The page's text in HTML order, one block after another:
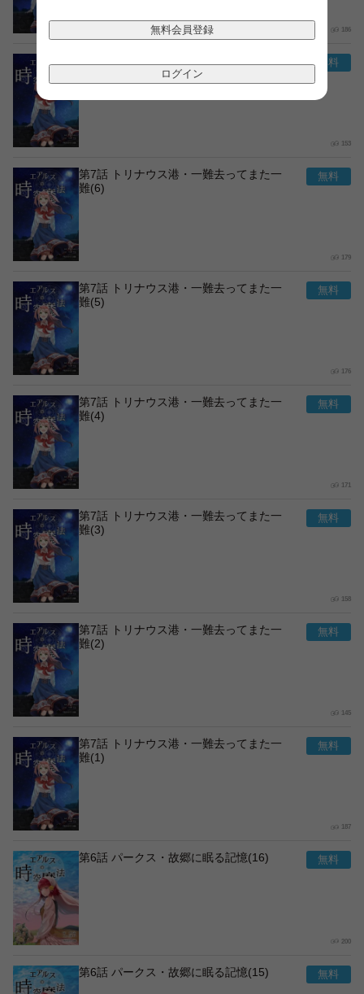
無料会員登録
ログイン
186
153
第7話 トリナウス港・一難去ってまた一
難(6)
179
第7話 トリナウス港・一難去ってまた一
難(5)
176
第7話 トリナウス港・一難去ってまた一
難(4)
171
第7話 トリナウス港・一難去ってまた一
難(3)
158
第7話 トリナウス港・一難去ってまた一
難(2)
145
第7話 トリナウス港・一難去ってまた一
難(1)
187
第6話 パークス・故郷に眠る記憶(16)
200
第6話 パークス・故郷に眠る記憶(15)